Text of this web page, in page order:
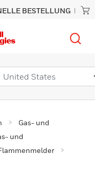
BESTELLUNG
Gas- und
und